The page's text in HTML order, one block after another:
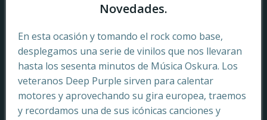
Novedades.
En esta ocasión y tomando el rock como base,
desplegamos una serie de vinilos que nos llevaran
hasta los sesenta minutos de Música Oskura. Los
veteranos Deep Purple sirven para calentar
motores y aprovechando su gira europea, traemos
y recordamos una de sus icónicas canciones y